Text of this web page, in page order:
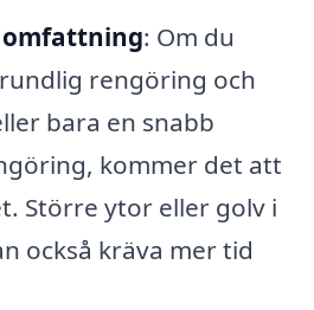
omfattning: Om du
rengöring och
bara en snabb
kommer det att
Större ytor eller golv i
också kräva mer tid